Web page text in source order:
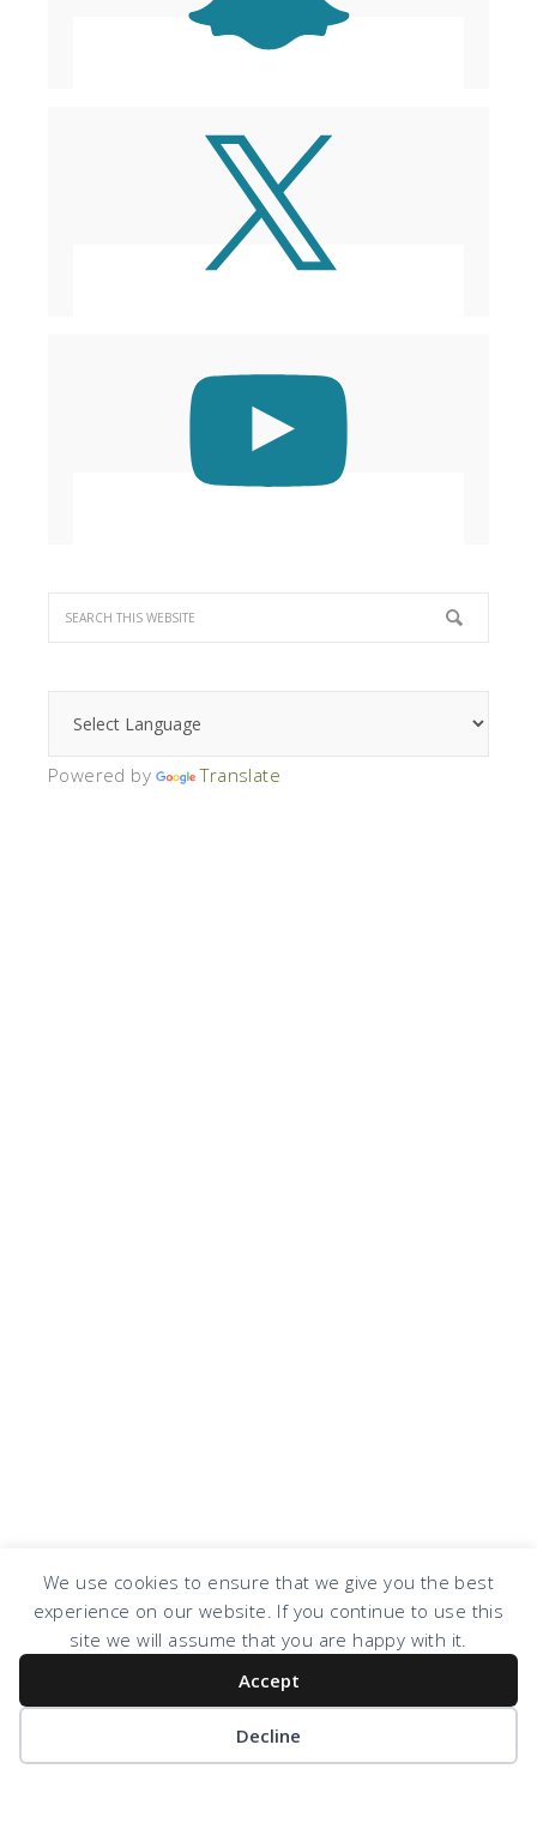
We use cookies to ensure that we give you the best
experience on our website. If you continue to use this
site we will assume that you are happy with it.
Accept
Decline
Powered by Translate
COPYRIGHT © 2026 · DESIGN BYDESIGN CHICKY